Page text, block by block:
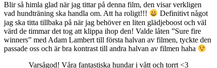
Blir så himla glad när jag tittar på denna film, den visar verkligen
vad hundträning ska handla om. Att ha roligt!!!
Definitivt något
jag ska titta tillbaka på när jag behöver en liten glädjeboost och väl
värd de timmar det tog att klippa ihop den! Valde låten ”Sure fire
winners” med Adam Lambert till första halvan av filmen, tyckte den
passade oss och är bra kontrast till andra halvan av filmen haha
Varsågod! Våra fantastiska hundar i vått och torrt <3